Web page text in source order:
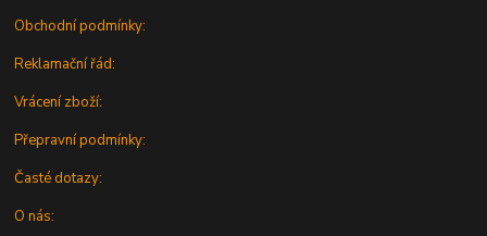
Obchodní podmínky:
Reklamační řád:
Vrácení zboží:
Přepravní podmínky:
Časté dotazy:
O nás: